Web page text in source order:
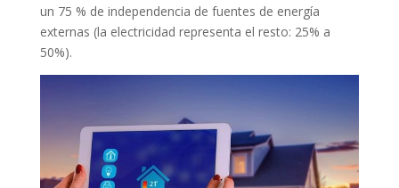
un 75 % de independencia de fuentes de energía
externas (la electricidad representa el resto: 25% a
50%).